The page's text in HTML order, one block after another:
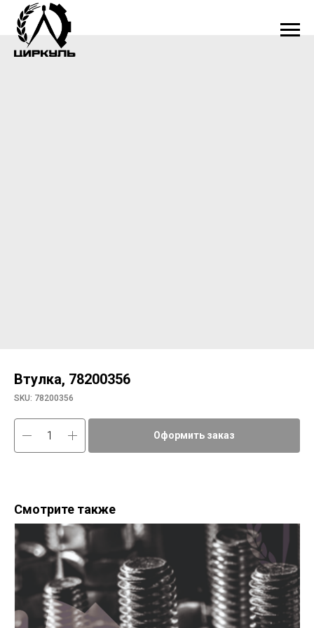
Втулка, 78200356
SKU: 78200356
Оформить заказ
Смотрите также